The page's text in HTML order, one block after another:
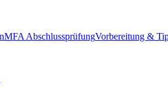
MFA AbschlussprüfungVorbereitung &